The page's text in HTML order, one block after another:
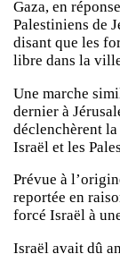
Gaza, en
Palestiniens de
disant que les
libre dans la
Une marche
dernier à
déclenchèrent
Israël et les
Prévue à
reportée en
forcé Israël à
Israël avait dû